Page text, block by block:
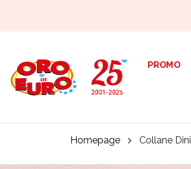
PROMO
Homepage Collane Dini